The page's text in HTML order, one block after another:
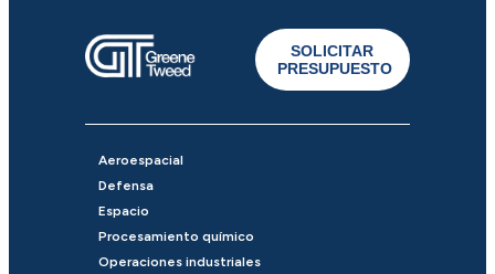
SOLICITAR
PRESUPUESTO
Aeroespacial
Defensa
Espacio
Procesamiento químico
Operaciones industriales